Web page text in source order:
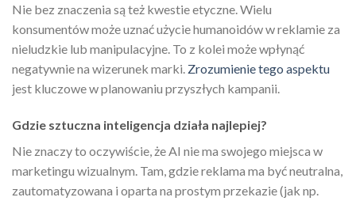
Nie bez znaczenia są też kwestie etyczne. Wielu
konsumentów może uznać użycie humanoidów w reklamie za
nieludzkie lub manipulacyjne. To z kolei może wpłynąć
negatywnie na wizerunek marki. Zrozumienie tego aspektu
jest kluczowe w planowaniu przyszłych kampanii.
Gdzie sztuczna inteligencja działa najlepiej?
Nie znaczy to oczywiście, że AI nie ma swojego miejsca w
marketingu wizualnym. Tam, gdzie reklama ma być neutralna,
zautomatyzowana i oparta na prostym przekazie (jak np.